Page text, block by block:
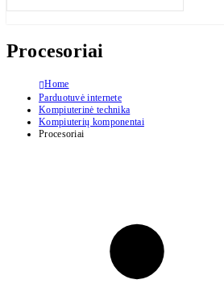
Procesoriai
Home
Parduotuvė internete
Kompiuterinė technika
Kompiuterių komponentai
Procesoriai